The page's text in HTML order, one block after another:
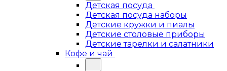
Детская посуда
Детская посуда наборы
Детские кружки и пиалы
Детские столовые приборы
Детские тарелки и салатники
Кофе и чай